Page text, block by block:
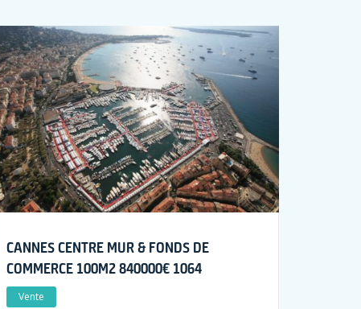
CANNES CENTRE MUR & FONDS DE
COMMERCE 100M2 840000€ 1064
Vente